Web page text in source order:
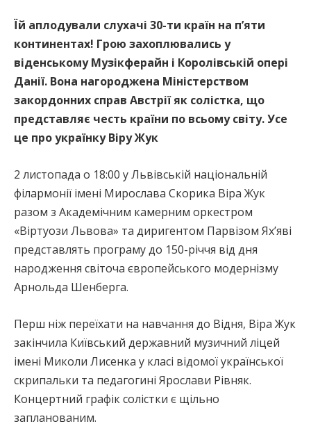
Їй аплодували слухачі 30-ти країн на п’яти
континентах! Грою захоплювались у
віденському Музікферайн і Королівській опері
Данії. Вона нагороджена Міністерством
закордонних справ Австрії як солістка, що
представляє честь країни по всьому світу. Усе
це про українку Віру Жук
2 листопада о 18:00 у Львівській національній
філармонії імені Мирослава Скорика Віра Жук
разом з Академічним камерним оркестром
«Віртуози Львова» та диригентом Парвізом Яхʼяві
представлять програму до 150-річчя від дня
народження світоча європейського модернізму
Арнольда Шенберга.
Перш ніж переїхати на навчання до Відня, Віра Жук
закінчила Київський державний музичний ліцей
імені Миколи Лисенка у класі відомої української
скрипальки та педагогині Ярослави Рівняк.
Концертний графік солістки є щільно
запланованим.